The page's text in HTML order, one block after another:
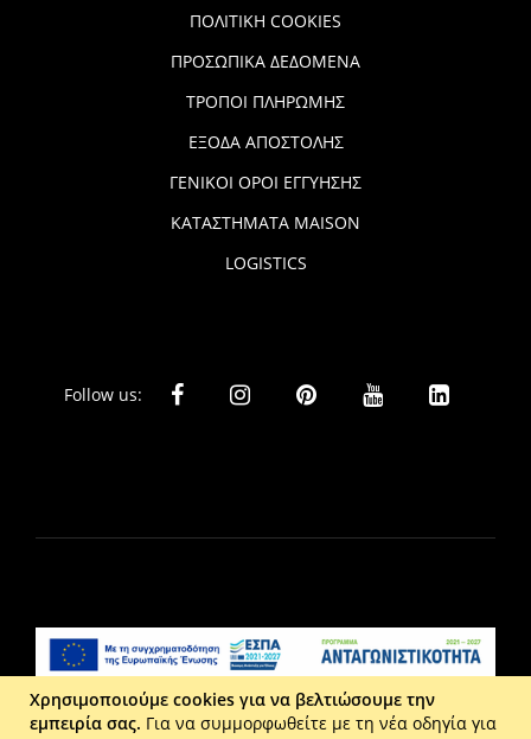
ΠΟΛΙΤΙΚΗ COOKIES
ΠΡΟΣΩΠΙΚΑ ΔΕΔΟΜΕΝΑ
ΤΡΟΠΟΙ ΠΛΗΡΩΜΗΣ
ΕΞΟΔΑ ΑΠΟΣΤΟΛΗΣ
ΓΕΝΙΚΟΙ ΟΡΟΙ ΕΓΓΥΗΣΗΣ
ΚΑΤΑΣΤΗΜΑΤΑ MAISON
LOGISTICS
Follow us:
Χρησιμοποιούμε cookies για να βελτιώσουμε την
εμπειρία σας. Για να συμμορφωθείτε με τη νέα οδηγία για